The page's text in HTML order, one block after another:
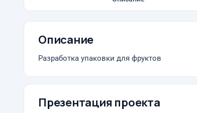
Описание
Разработка упаковки для фруктов
Презентация проекта